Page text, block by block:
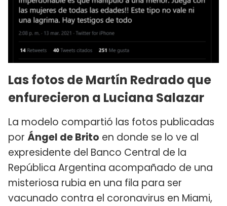
Las fotos de Martín Redrado que
enfurecieron a Luciana Salazar
La modelo compartió las fotos publicadas
por Ángel de Brito en donde se lo ve al
expresidente del Banco Central de la
República Argentina acompañado de una
misteriosa rubia en una fila para ser
vacunado contra el coronavirus en Miami,